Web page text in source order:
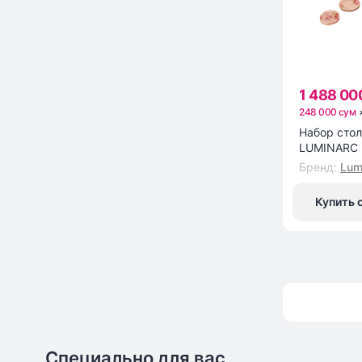
1 488
248 000 сум
Набор
LUMINARC
PINK"
Бренд:
Купить